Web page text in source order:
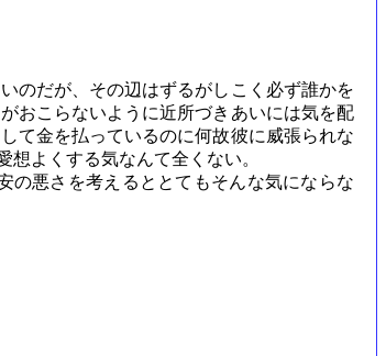
のだが、その辺はずるがしこく必ず誰かを
おこらないように近所づきあいには気を配
て金を払っているのに何故彼に威張られな
よくする気なんて全くない。
悪さを考えるととてもそんな気にならな